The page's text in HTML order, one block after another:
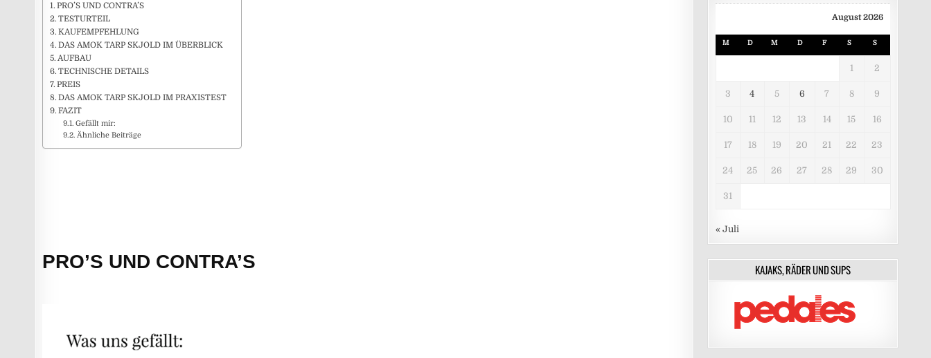
PRO’S UND CONTRA’S
TESTURTEIL
KAUFEMPFEHLUNG
DAS AMOK TARP SKJOLD IM ÜBERBLICK
AUFBAU
TECHNISCHE DETAILS
PREIS
DAS AMOK TARP SKJOLD IM PRAXISTEST
FAZIT
Gefällt mir:
Ähnliche Beiträge
PRO’S UND CONTRA’S
August 2026
M D M D F S S
1 2
3 4 5 6 7 8 9
10 11 12 13 14 15 16
17 18 19 20 21 22 23
24 25 26 27 28 29 30
31
« Juli
KAJAKS, RÄDER UND SUPS